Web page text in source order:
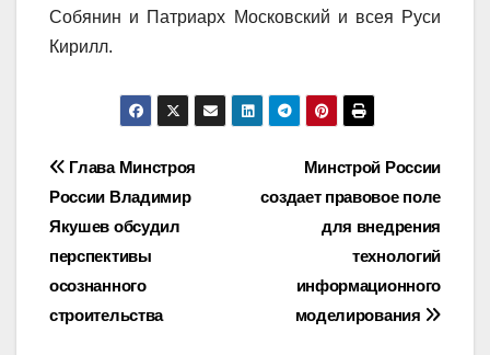
Собянин и Патриарх Московский и всея Руси
Кирилл.
Навигация
по
записям
Минстрой России
создает правовое поле
для внедрения
технологий
информационного
моделирования
Глава Минстроя
России Владимир
Якушев обсудил
перспективы
осознанного
строительства